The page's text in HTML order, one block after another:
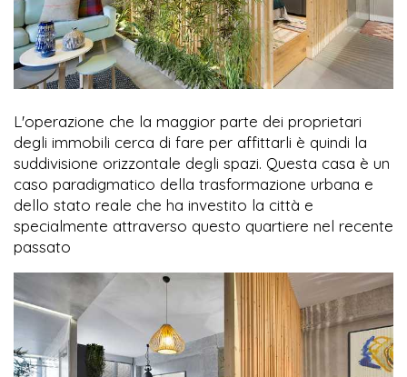
L'operazione che la maggior parte dei proprietari
degli immobili cerca di fare per affittarli è quindi la
suddivisione orizzontale degli spazi. Questa casa è un
caso paradigmatico della trasformazione urbana e
dello stato reale che ha investito la città e
specialmente attraverso questo quartiere nel recente
passato